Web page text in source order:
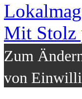
Mit Stolz
Zum
von